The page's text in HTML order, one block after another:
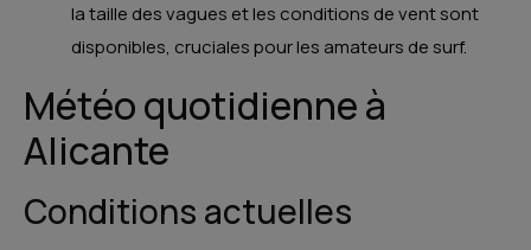
la taille des vagues et les conditions de vent sont
disponibles, cruciales pour les amateurs de surf.
Météo quotidienne à
Alicante
Conditions actuelles